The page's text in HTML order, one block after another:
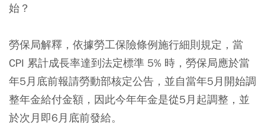
始？
勞保局解釋，依據勞工保險條例施行細則規定，當
CPI 累計成長率達到法定標準 5% 時，勞保局應於當
年5月底前報請勞動部核定公告，並自當年5月開始調
整年金給付金額，因此今年年金是從5月起調整，並
於次月即6月底前發給。